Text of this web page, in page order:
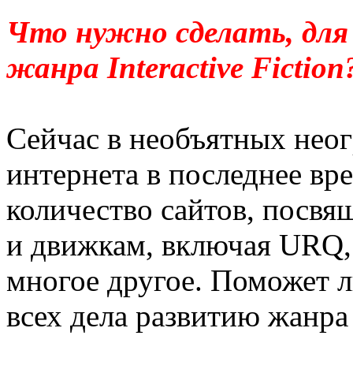
Что нужно сделать, для
жанра Interactive
Сейчас в необъятных
интернета в последнее
количество сайтов,
и движкам, включая
многое другое. Поможет
всех дела развитию